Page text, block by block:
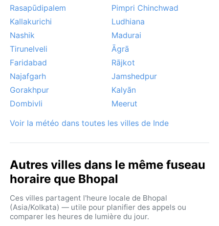
Rasapūdipalem
Pimpri Chinchwad
Kallakurichi
Ludhiana
Nashik
Madurai
Tirunelveli
Āgrā
Faridabad
Rājkot
Najafgarh
Jamshedpur
Gorakhpur
Kalyān
Dombivli
Meerut
Voir la météo dans toutes les villes de Inde
Autres villes dans le même fuseau
horaire que Bhopal
Ces villes partagent l'heure locale de Bhopal
(Asia/Kolkata) — utile pour planifier des appels ou
comparer les heures de lumière du jour.